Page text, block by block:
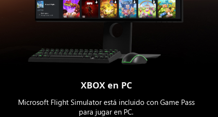
XBOX en PC
Microsoft Flight Simulator está incluido con Game Pass
para jugar en PC.